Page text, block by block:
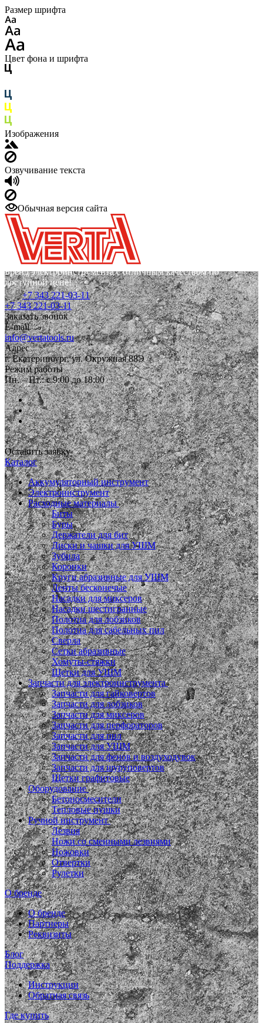
Размер шрифта
Цвет фона и шрифта
Изображения
Озвучивание текста
Обычная версия сайта
Бренд электроинструмента с отличным качеством по
доступной цене!
+7 343 221-03-11
+7 343 221-03-11
Заказать звонок
E-mail
info@vertatools.ru
Адрес
г. Екатеринбург, ул. Окружная 88Э
Режим работы
Пн. – Пт.: с 9:00 до 18:00
Оставить заявку
Каталог
Аккумуляторный инструмент
Электроинструмент
Расходные материалы
Биты
Буры
Держатели для бит
Диски и чашки для УШМ
Зубила
Коронки
Круги абразивные для УШМ
Ленты бесконечые
Насадки для миксеров
Насадки шестигранные
Полотна для лобзиков
Полотна для сабельных пил
Сверла
Сетки абразивные
Хомуты-стяжки
Щетки для УШМ
Запчасти для электроинструмента
Запчасти для гайковертов
Запчасти для лобзиков
Запчасти для миксеров
Запчасти для перфораторов
Запчасти для пил
Запчасти для УШМ
Запчасти для фенов и воздуходувок
Запчасти для шуруповертов
Щетки графитовые
Оборудование
Бетоносмесители
Тепловые пушки
Ручной инструмент
Лезвия
Ножи со сменными лезвиями
Ножовки
Отвертки
Рулетки
О бренде
О бренде
Партнеры
Реквизиты
Блог
Поддержка
Инструкции
Обратная связь
Где купить